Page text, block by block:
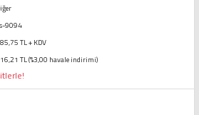
9094
TL + KDV
TL (%3,00 havale indirimi)